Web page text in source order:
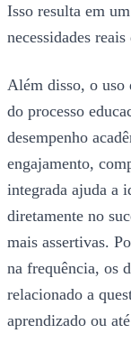
Isso resulta em
necessidades
Além disso, o uso
do processo
desempenho
engajamento,
integrada ajuda a
diretamente no
mais assertivas.
na frequência, os
relacionado a
aprendizado ou